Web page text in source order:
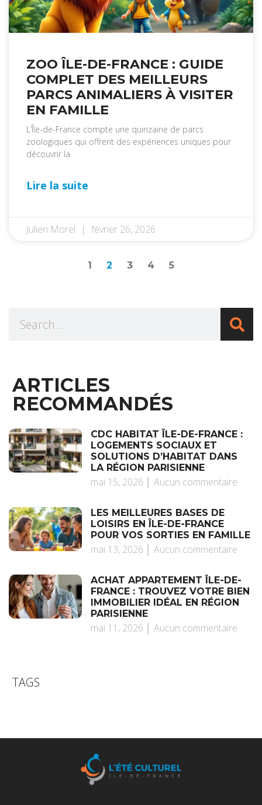
ZOO ÎLE-DE-FRANCE : GUIDE
COMPLET DES MEILLEURS
PARCS ANIMALIERS À VISITER
EN FAMILLE
L’Île-de-France compte une quinzaine de parcs
zoologiques qui offrent des expériences uniques pour
découvrir la
Lire la suite
Julien Morel février 26, 2026
1 2 3 4 5
ARTICLES
RECOMMANDÉS
CDC HABITAT ÎLE-DE-FRANCE :
LOGEMENTS SOCIAUX ET
SOLUTIONS D’HABITAT DANS
LA RÉGION PARISIENNE
mai 15, 2026 Aucun commentaire
LES MEILLEURES BASES DE
LOISIRS EN ÎLE-DE-FRANCE
POUR VOS SORTIES EN FAMILLE
mai 13, 2026 Aucun commentaire
ACHAT APPARTEMENT ÎLE-DE-
FRANCE : TROUVEZ VOTRE BIEN
IMMOBILIER IDÉAL EN RÉGION
PARISIENNE
mai 11, 2026 Aucun commentaire
TAGS